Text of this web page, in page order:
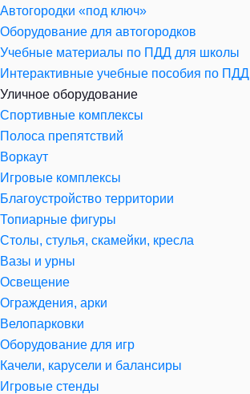
Автогородки «под ключ»
Оборудование для автогородков
Учебные материалы по ПДД для школы
Интерактивные учебные пособия по ПДД
Уличное оборудование
Спортивные комплексы
Полоса препятствий
Воркаут
Игровые комплексы
Благоустройство территории
Топиарные фигуры
Столы, стулья, скамейки, кресла
Вазы и урны
Освещение
Ограждения, арки
Велопарковки
Оборудование для игр
Качели, карусели и балансиры
Игровые стенды